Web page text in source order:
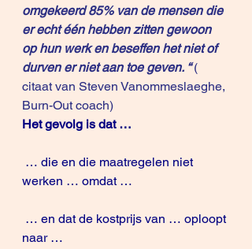
omgekeerd 85% van de mensen die
er echt één hebben zitten gewoon
op hun werk en beseffen het niet of
durven er niet aan toe geven. “ (
citaat van Steven Vanommeslaeghe,
Burn-Out coach)
Het gevolg is dat …
werken … omdat …
naar …